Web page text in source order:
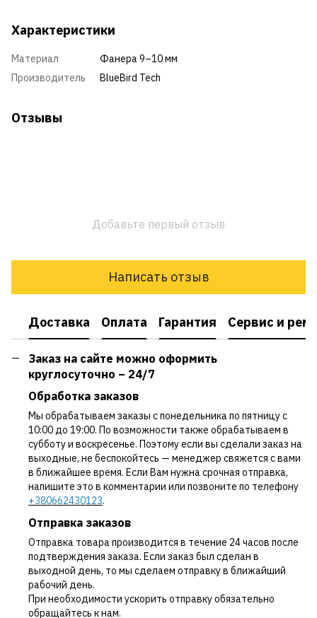
Характеристики
Материал
Фанера 9–10 мм
Производитель
BlueBird Tech
Отзывы
Добавьте первый отзыв
Написать отзыв
Доставка Оплата Гарантия Сервис и
Заказ на сайте можно оформить
круглосуточно – 24/7
Обработка заказов
Мы обрабатываем заказы с понедельника по пятницу с
10:00 до 19:00. По возможности также обрабатываем в
субботу и воскресенье. Поэтому если вы сделали заказ на
выходные, не беспокойтесь — менеджер свяжется с вами
в ближайшее время. Если Вам нужна срочная отправка,
напишите это в комментарии или позвоните по телефону
+380662430123.
Отправка заказов
Отправка товара производится в течение 24 часов после
подтверждения заказа. Если заказ был сделан в
выходной день, то мы сделаем отправку в ближайший
рабочий день.
При необходимости ускорить отправку обязательно
обращайтесь к нам.